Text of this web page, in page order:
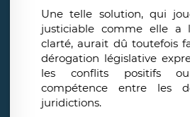
Une telle solution, qui
justiciable comme elle
clarté, aurait dû toutefois
dérogation législative
les conflits positifs
compétence entre les
juridictions.